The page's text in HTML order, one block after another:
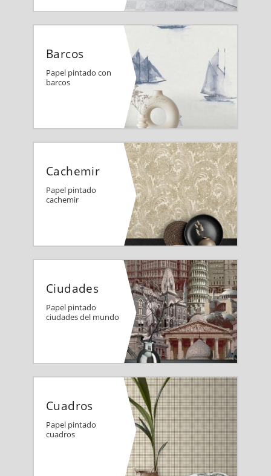
Barcos
Papel pintado con
barcos
Cachemir
Papel pintado
cachemir
Ciudades
Papel pintado
ciudades del mundo
Cuadros
Papel pintado
cuadros